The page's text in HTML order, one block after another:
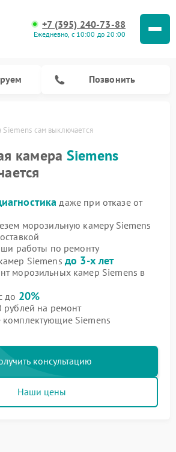
+7 (395) 240-73-88
Ежедневно, с 10:00 до 20:00
Позвонить
сам выключается
камера Siemens
даже при отказе от
морозильную камеру Siemens
работы по ремонту
Siemens до 3-х лет
морозильных камер Siemens в
до 20%
рублей на ремонт
Siemens
консультацию
Наши цены